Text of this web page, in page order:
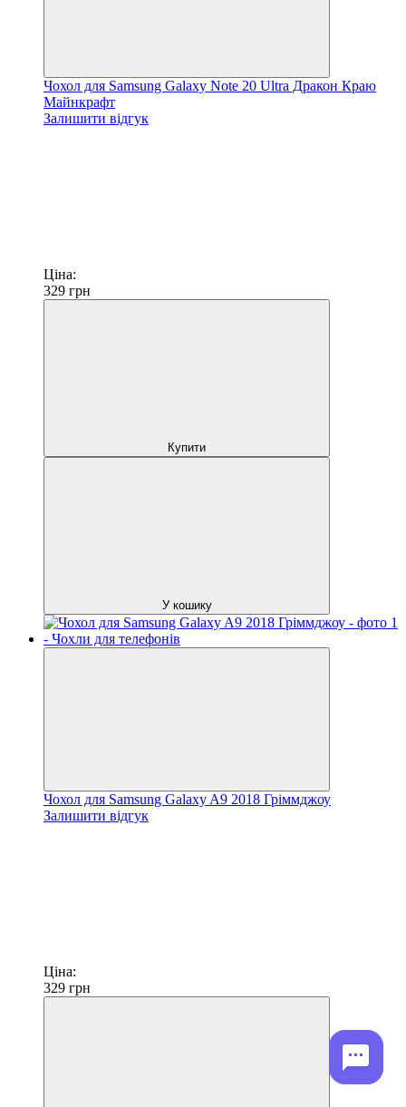
Чохол для Samsung Galaxy Note 20 Ultra Дракон Краю
Майнкрафт
Залишити відгук
Ціна:
329 грн
Купити
У кошику
Чохол для Samsung Galaxy A9 2018 Гріммджоу
Залишити відгук
Ціна:
329 грн